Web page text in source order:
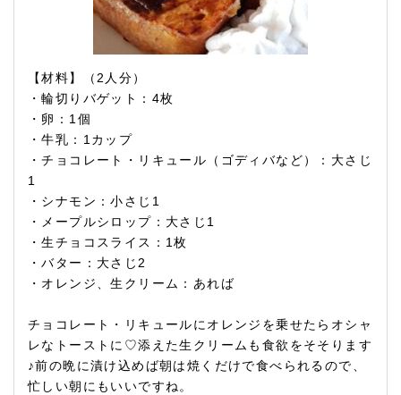
【材料】（2人分）
・輪切りバゲット：4枚
・卵：1個
・牛乳：1カップ
・チョコレート・リキュール（ゴディバなど）：大さじ
1
・シナモン：小さじ1
・メープルシロップ：大さじ1
・生チョコスライス：1枚
・バター：大さじ2
・オレンジ、生クリーム：あれば
チョコレート・リキュールにオレンジを乗せたらオシャ
レなトーストに♡添えた生クリームも食欲をそそります
♪前の晩に漬け込めば朝は焼くだけで食べられるので、
忙しい朝にもいいですね。